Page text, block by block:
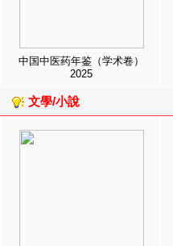
中国中医药年鉴（学术卷）
2025
文學/小說